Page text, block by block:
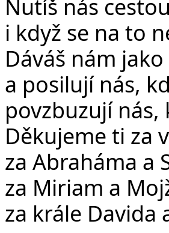
Nutíš nás
i když se na to
Dáváš nám
a posilují nás,
povzbuzují nás,
Děkujeme ti za
za Abraháma a
za Miriam a
za krále Davida